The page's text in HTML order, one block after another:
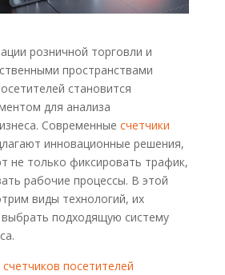
розничной торговли и
пространствами
становится
для анализа
Современные счетчики
инновационные решения,
не только фиксировать трафик,
рабочие процессы. В этой
виды технологий, их
подходящую систему
счетчиков посетителей